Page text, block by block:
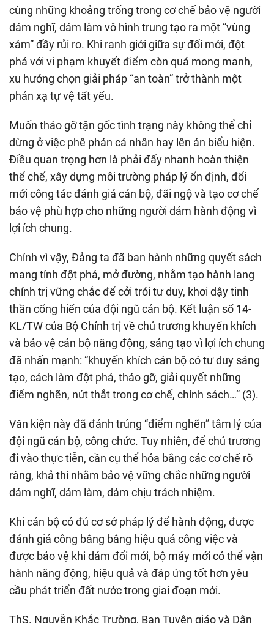
cùng những khoảng trống trong cơ chế bảo vệ người
dám nghĩ, dám làm vô hình trung tạo ra một “vùng
xám” đầy rủi ro. Khi ranh giới giữa sự đổi mới, đột
phá với vi phạm khuyết điểm còn quá mong manh,
xu hướng chọn giải pháp “an toàn” trở thành một
phản xạ tự vệ tất yếu.
Muốn tháo gỡ tận gốc tình trạng này không thể chỉ
dừng ở việc phê phán cá nhân hay lên án biểu hiện.
Điều quan trọng hơn là phải đẩy nhanh hoàn thiện
thể chế, xây dựng môi trường pháp lý ổn định, đổi
mới công tác đánh giá cán bộ, đãi ngộ và tạo cơ chế
bảo vệ phù hợp cho những người dám hành động vì
lợi ích chung.
Chính vì vậy, Đảng ta đã ban hành những quyết sách
mang tính đột phá, mở đường, nhằm tạo hành lang
chính trị vững chắc để cởi trói tư duy, khơi dậy tinh
thần cống hiến của đội ngũ cán bộ. Kết luận số 14-
KL/TW của Bộ Chính trị về chủ trương khuyến khích
và bảo vệ cán bộ năng động, sáng tạo vì lợi ích chung
đã nhấn mạnh: “khuyến khích cán bộ có tư duy sáng
tạo, cách làm đột phá, tháo gỡ, giải quyết những
điểm nghẽn, nút thắt trong cơ chế, chính sách…” (3).
Văn kiện này đã đánh trúng “điểm nghẽn” tâm lý của
đội ngũ cán bộ, công chức. Tuy nhiên, để chủ trương
đi vào thực tiễn, cần cụ thể hóa bằng các cơ chế rõ
ràng, khả thi nhằm bảo vệ vững chắc những người
dám nghĩ, dám làm, dám chịu trách nhiệm.
Khi cán bộ có đủ cơ sở pháp lý để hành động, được
đánh giá công bằng bằng hiệu quả công việc và
được bảo vệ khi dám đổi mới, bộ máy mới có thể vận
hành năng động, hiệu quả và đáp ứng tốt hơn yêu
cầu phát triển đất nước trong giai đoạn mới.
ThS. Nguyễn Khắc Trường, Ban Tuyên giáo và Dân